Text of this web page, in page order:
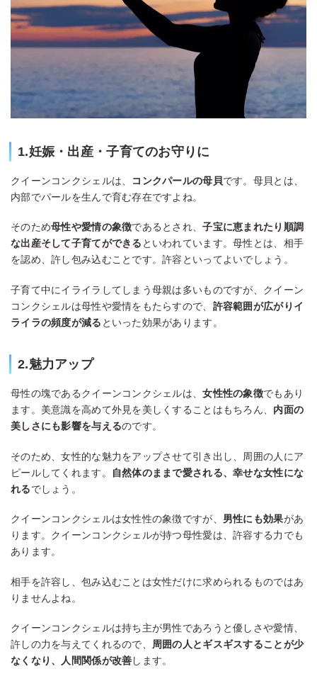
1.妊娠・出産・子育てのお守りに
クイーンコンクシェルは、 コンクパールの母貝です。母貝とは、
内部でパールを生んで育む存在ですよね。
そのため母性や愛情の象徴であるとされ、子宝に恵まれたり順調
な出産そして子育てができる といわれています。母性とは、相手
を認め、許し包み込むことです。許容といってよいでしょう。
子育て中にイライラしてしまう母親は多いものですが、クイーン
コンクシェルは母性や愛情をもたらすので、 許容範囲が広がりイ
ライラの頻度が減る といった効果があります。
2.魅力アップ
母性の塊であるクイーンコンクシェルは、女性性の象徴でもあり
ます。美意識を高めて外見を美しくすることはもちろん、 内面の
美しさにも影響を与えるのです。
そのため、女性的な魅力をアップさせて引き出し、周囲の人にア
ピールしてくれます。
自然体のままで愛される、幸せな女性にな
れるでしょう。
クイーンコンクシェルは女性性の象徴ですが、 男性にも効果があ
ります。クイーンコンクシェルが持つ母性愛は、許容する力でも
あります。
相手を許容し、包み込むことは女性だけに求められるものではあ
りませんよね。
クイーンコンクシェルは持ち主が男性であろうと優しさや愛情、
許しの力を与えてくれるので、 周囲の人とギスギスすることが少
なくなり、人間関係が改善します。